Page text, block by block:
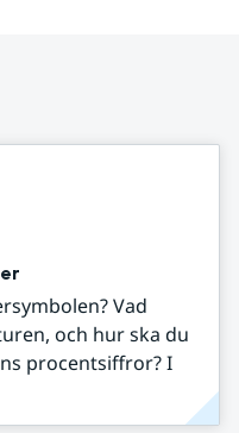
Vad
och hur ska du
procentsiffror? I